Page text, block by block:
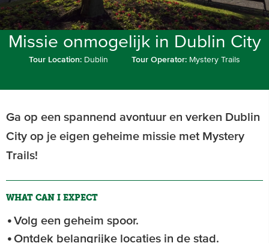
Missie onmogelijk in Dublin City
Tour Location: Dublin Tour Operator: Mystery Trails
Ga op een spannend avontuur en verken Dublin
City op je eigen geheime missie met Mystery
Trails!
WHAT CAN I EXPECT
Volg een geheim spoor.
Ontdek belangrijke locaties in de stad.